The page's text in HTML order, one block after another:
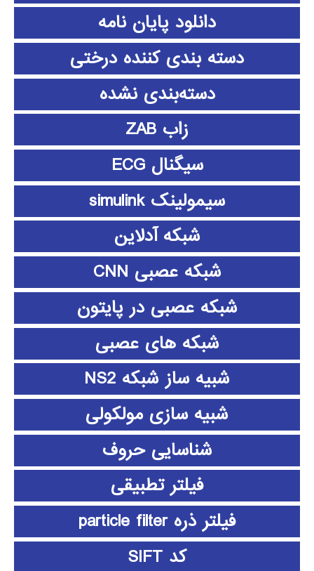
دانلود پايان نامه
دسته بندی کننده درختی
دسته‌بندی نشده
زاب ZAB
سیگنال ECG
سیمولینک simulink
شبکه آدلاین
شبکه عصبی CNN
شبکه عصبی در پایتون
شبکه های عصبی
شبیه ساز شبکه NS2
شبیه سازی مولکولی
شناسایی حروف
فیلتر تطبیقی
فیلتر ذره particle filter
کد SIFT